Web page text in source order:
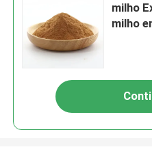
milho
milho